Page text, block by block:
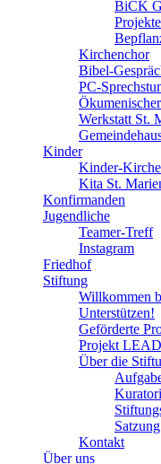
BiCK
Projekte
Kirchenchor
Bibel-
PC-
Werkstatt St.
Kinder
Kinder-
Kita St.
Konfirmanden
Jugendliche
Teamer-Treff
Instagram
Friedhof
Stiftung
Willkommen
Unterstützen!
Geförderte
Projekt
Über die
Satzung
Kontakt
Über uns